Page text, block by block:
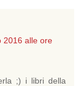
2016 alle ore
;) i libri della